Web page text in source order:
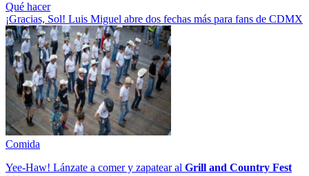
Qué hacer
¡Gracias, Sol! Luis Miguel abre dos fechas más para fans de CDMX
Comida
Yee-Haw! Lánzate a comer y zapatear al Grill and Country Fest